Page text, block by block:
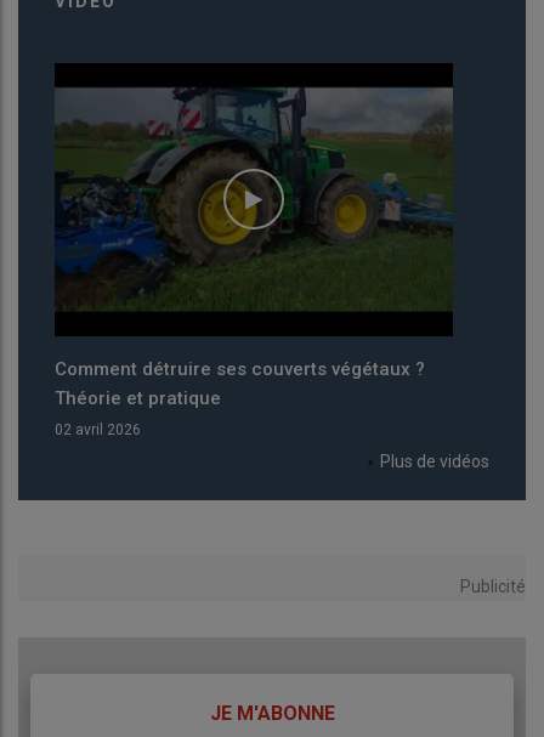
ses couverts végétaux ?
Éclosion à la ferme en
Plus de vidéos
Publicité
JE M'ABONNE